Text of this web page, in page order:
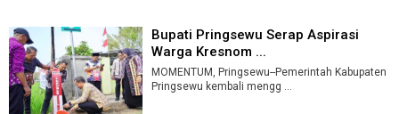
Bupati Pringsewu Serap Aspirasi
Warga Kresnom ...
MOMENTUM, Pringsewu--Pemerintah Kabupaten
Pringsewu kembali mengg ...